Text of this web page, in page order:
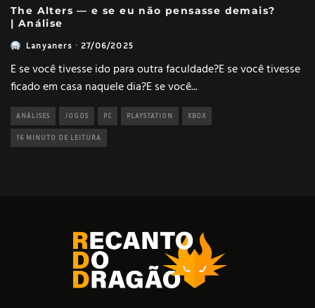
The Alters — e se eu não pensasse demais?
| Análise
Lanyaners · 27/06/2025
E se você tivesse ido para outra faculdade?E se você tivesse
ficado em casa naquele dia?E se você...
ANÁLISES JOGOS PC PLAYSTATION XBOX
16 MINUTO DE LEITURA